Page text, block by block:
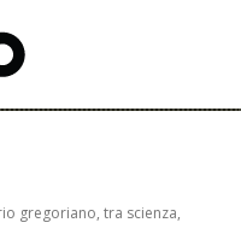
gregoriano, tra scienza,